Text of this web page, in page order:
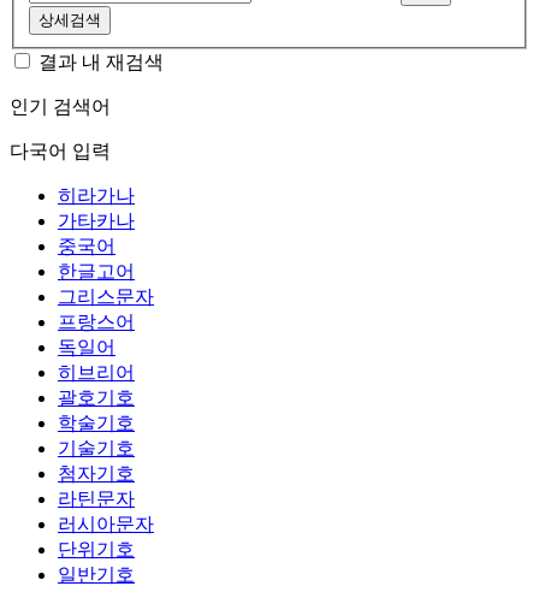
상세검색
결과 내 재검색
인기 검색어
다국어 입력
히라가나
가타카나
중국어
한글고어
그리스문자
프랑스어
독일어
히브리어
괄호기호
학술기호
기술기호
첨자기호
라틴문자
러시아문자
단위기호
일반기호